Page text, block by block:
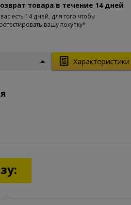
товара в течение 14 дней
есть 14 дней, для того чтобы
вашу покупку*
Характеристики